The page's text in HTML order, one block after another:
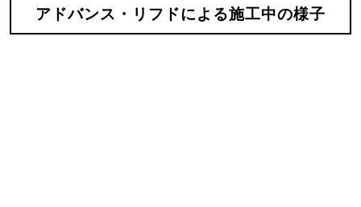
アドバンス・リフドによる施工中の様子